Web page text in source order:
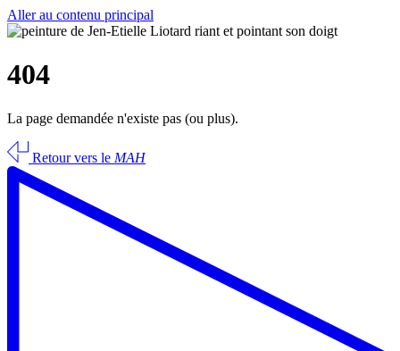
Aller au contenu principal
404
La page demandée n'existe pas (ou plus).
Retour vers le MAH